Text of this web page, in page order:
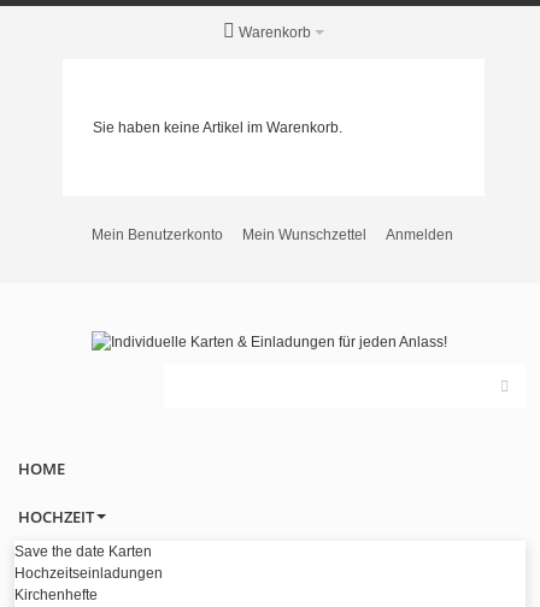
Warenkorb
Sie haben keine Artikel im Warenkorb.
Mein Benutzerkonto Mein Wunschzettel Anmelden
HOME
HOCHZEIT
Save the date Karten
Hochzeitseinladungen
Kirchenhefte